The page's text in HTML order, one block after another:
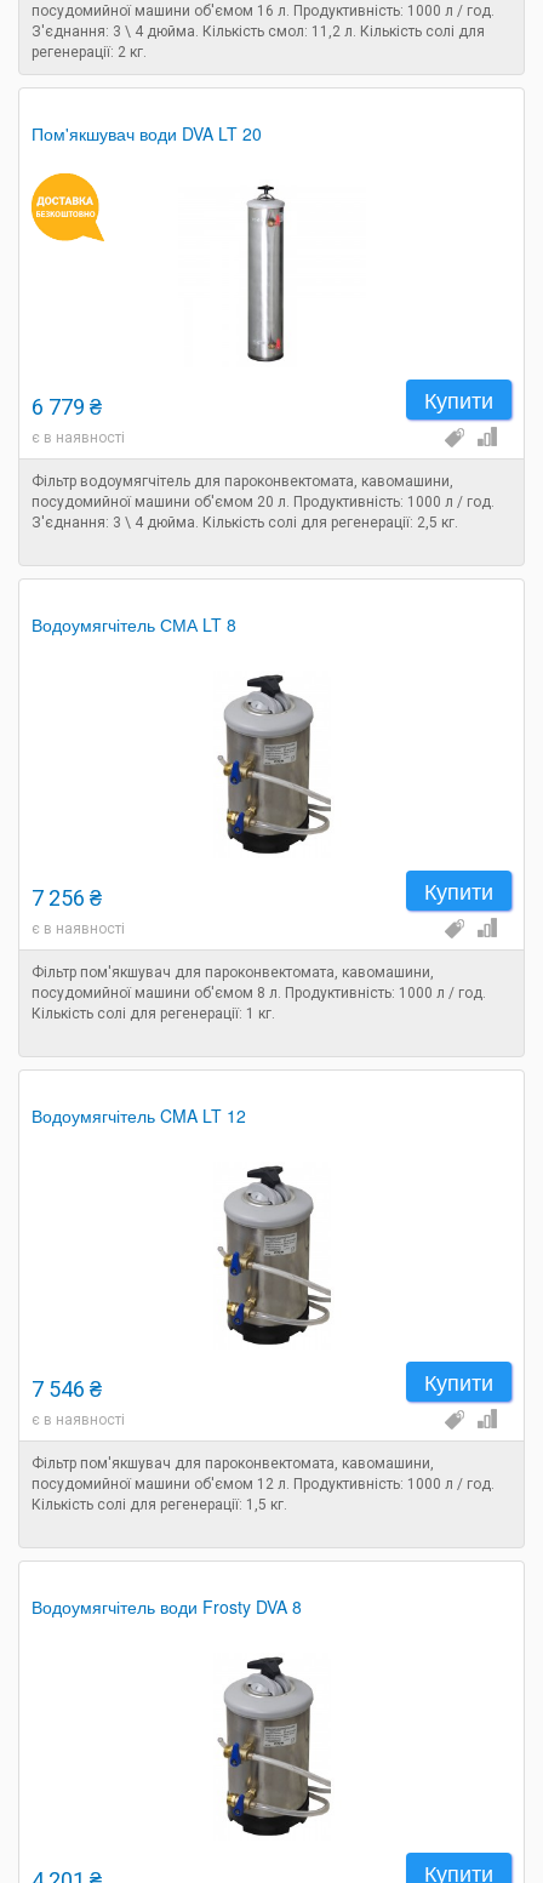
посудомийної машини об'ємом 16 л. Продуктивність: 1000 л / год.
З'єднання: 3 \ 4 дюйма. Кількість смол: 11,2 л. Кількість солі для
регенерації: 2 кг.
Пом'якшувач води DVA LT 20
Купити
6 779 ₴
є в наявності
Фільтр водоумягчітель для пароконвектомата, кавомашини,
посудомийної машини об'ємом 20 л. Продуктивність: 1000 л / год.
З'єднання: 3 \ 4 дюйма. Кількість солі для регенерації: 2,5 кг.
Водоумягчітель СМА LT 8
Купити
7 256 ₴
є в наявності
Фільтр пом'якшувач для пароконвектомата, кавомашини,
посудомийної машини об'ємом 8 л. Продуктивність: 1000 л / год.
Кількість солі для регенерації: 1 кг.
Водоумягчітель CMA LT 12
Купити
7 546 ₴
є в наявності
Фільтр пом'якшувач для пароконвектомата, кавомашини,
посудомийної машини об'ємом 12 л. Продуктивність: 1000 л / год.
Кількість солі для регенерації: 1,5 кг.
Водоумягчітель води Frosty DVA 8
Купити